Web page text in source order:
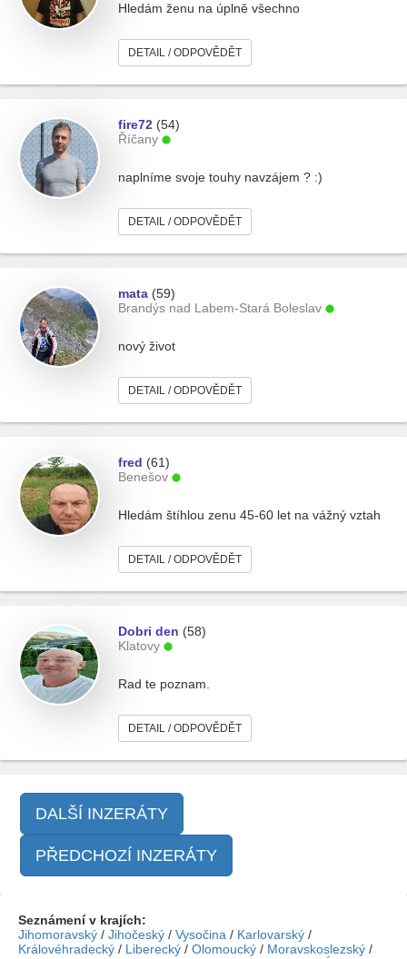
Hledám ženu na úplně všechno
DETAIL / ODPOVĚDĚT
fire72 (54)
Říčany
naplníme svoje touhy navzájem ? :)
DETAIL / ODPOVĚDĚT
mata (59)
Brandýs nad Labem-Stará Boleslav
nový život
DETAIL / ODPOVĚDĚT
fred (61)
Benešov
Hledám štíhlou zenu 45-60 let na vážný vztah
DETAIL / ODPOVĚDĚT
Dobri den (58)
Klatovy
Rad te poznam.
DETAIL / ODPOVĚDĚT
DALŠÍ INZERÁTY
PŘEDCHOZÍ INZERÁTY
Seznámení v krajích:
Jihomoravský / Jihočeský / Vysočina / Karlovarský /
Královéhradecký / Liberecký / Olomoucký / Moravskoslezský /